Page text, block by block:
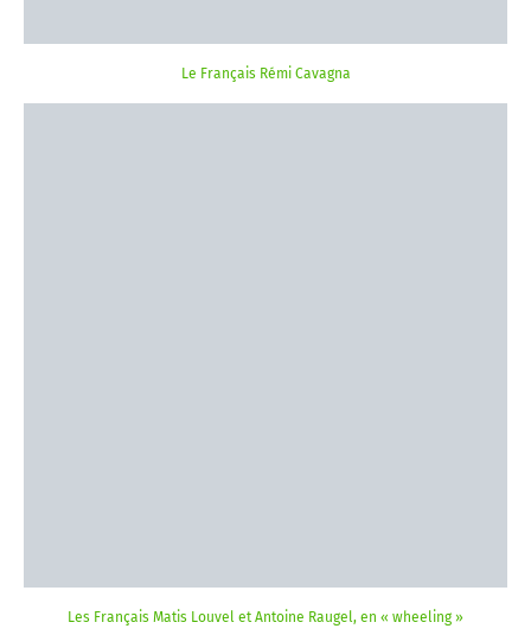
Le Français Rémi Cavagna
Les Français Matis Louvel et Antoine Raugel, en « wheeling »